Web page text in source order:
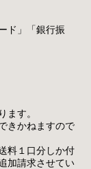
ド」「銀行振
ます。
きかねますので
料１口分しか付
加請求させてい